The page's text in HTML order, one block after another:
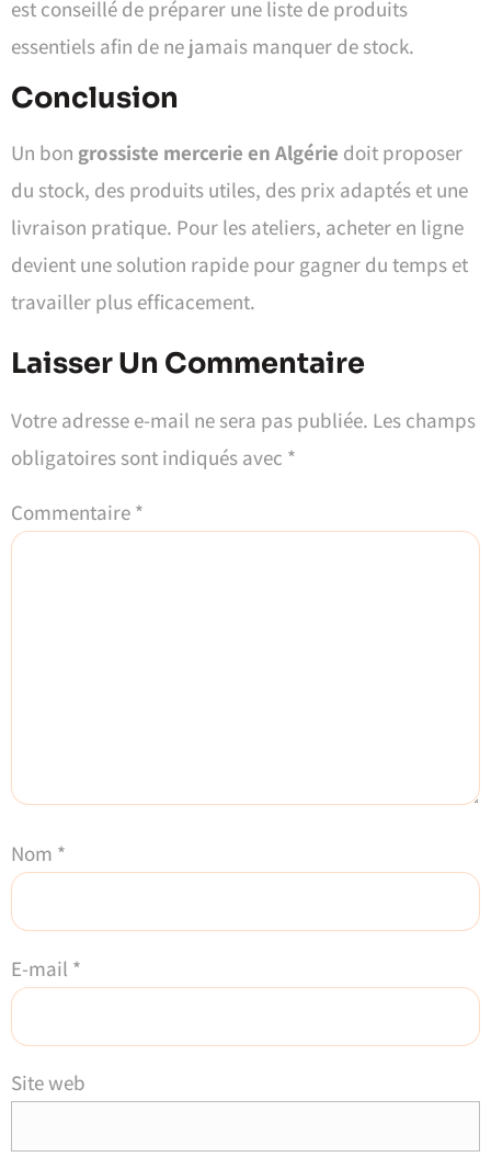
est conseillé de préparer une liste de produits
essentiels afin de ne jamais manquer de stock.
Conclusion
Un bon grossiste mercerie en Algérie doit proposer
du stock, des produits utiles, des prix adaptés et une
livraison pratique. Pour les ateliers, acheter en ligne
devient une solution rapide pour gagner du temps et
travailler plus efficacement.
Laisser Un Commentaire
Votre adresse e-mail ne sera pas publiée. Les champs
obligatoires sont indiqués avec *
Commentaire *
Nom *
E-mail *
Site web